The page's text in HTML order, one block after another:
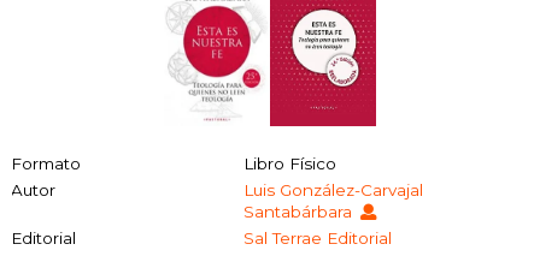
Formato
Libro Físico
Autor
Luis González-Carvajal
Santabárbara
Editorial
Sal Terrae Editorial